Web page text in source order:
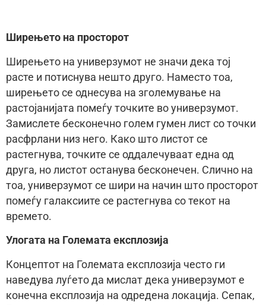
Ширењето на просторот
Ширењето на универзумот не значи дека тој
расте и потиснува нешто друго. Наместо тоа,
ширењето се однесува на зголемување на
растојанијата помеѓу точките во универзумот.
Замислете бесконечно голем гумен лист со точки
расфрлани низ него. Како што листот се
растегнува, точките се оддалечуваат една од
друга, но листот останува бесконечен. Слично на
тоа, универзумот се шири на начин што просторот
помеѓу галаксиите се растегнува со текот на
времето.
Улогата на Големата експлозија
Концептот на Големата експлозија често ги
наведува луѓето да мислат дека универзумот е
конечна експлозија на одредена локација. Сепак,